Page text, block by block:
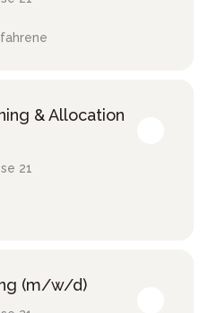
& Allocation
21
(m/w/d)